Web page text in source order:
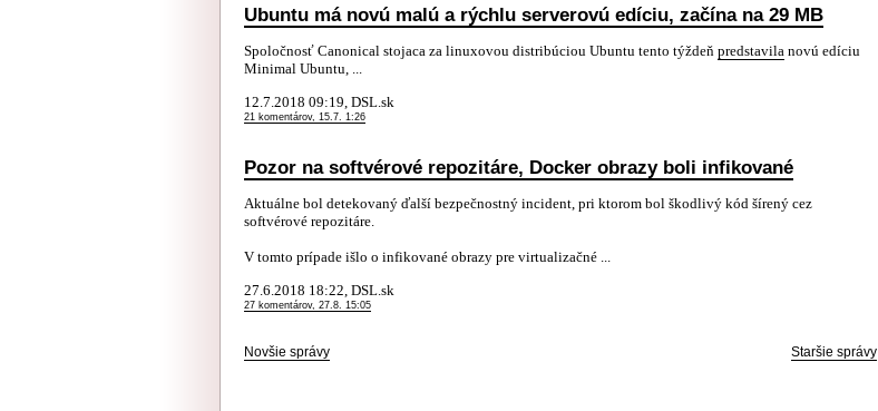
Ubuntu má novú malú a rýchlu serverovú edíciu, začína na 29 MB
Spoločnosť Canonical stojaca za linuxovou distribúciou Ubuntu tento týždeň predstavila novú edíciu
Minimal Ubuntu, ...
12.7.2018 09:19, DSL.sk
21 komentárov, 15.7. 1:26
Pozor na softvérové repozitáre, Docker obrazy boli infikované
Aktuálne bol detekovaný ďalší bezpečnostný incident, pri ktorom bol škodlivý kód šírený cez
softvérové repozitáre.
V tomto prípade išlo o infikované obrazy pre virtualizačné ...
27.6.2018 18:22, DSL.sk
27 komentárov, 27.8. 15:05
Novšie správy Staršie správy